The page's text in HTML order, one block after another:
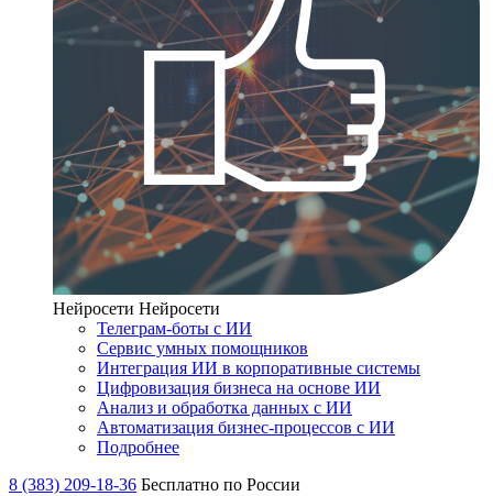
Нейросети Нейросети
Телеграм-боты с ИИ
Сервис умных помощников
Интеграция ИИ в корпоративные системы
Цифровизация бизнеса на основе ИИ
Анализ и обработка данных с ИИ
Автоматизация бизнес-процессов с ИИ
Подробнее
8 (383) 209-18-36 Бесплатно по России